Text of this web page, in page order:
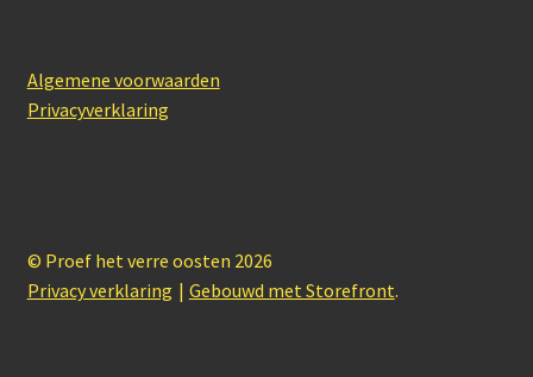
Algemene voorwaarden
Privacyverklaring
© Proef het verre oosten 2026
Privacy verklaring
Gebouwd met Storefront.